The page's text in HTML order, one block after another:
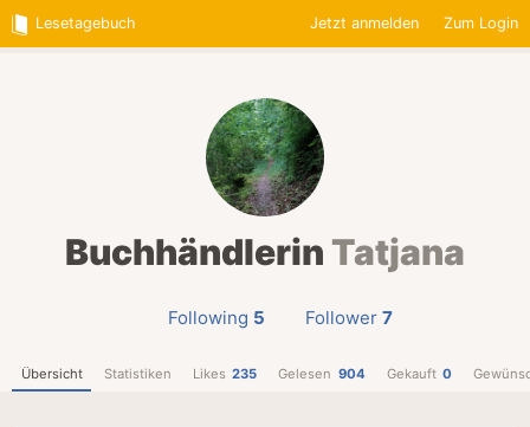
Lesetagebuch Jetzt anmelden Zum Login
Buchhändlerin Tatjana
Following 5 Follower 7
Übersicht Statistiken Likes 235 Gelesen 904 Gekauft 0